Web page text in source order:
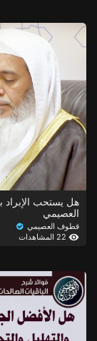
هل يستحب الإبراد
العصيمي
قطوف العصيمي